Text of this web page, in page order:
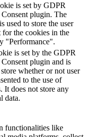
is set by GDPR
plugin. The
used to store the user
for the cookies in the
"Performance".
is set by the GDPR
plugin and is
whether or not user
to the use of
It does not store any
data.
functionalities like